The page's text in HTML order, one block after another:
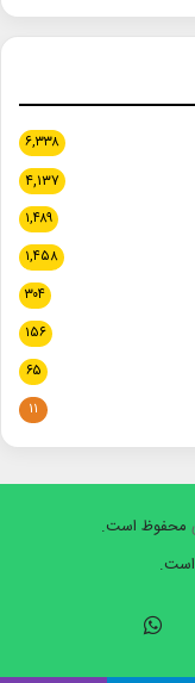
۶,۳۳۸
۴,۱۳۷
۱,۴۸۹
۱,۴۵۸
۳۰۴
۱۵۶
۶۵
۱۱
محفوظ است.
است.
اینستاگرام